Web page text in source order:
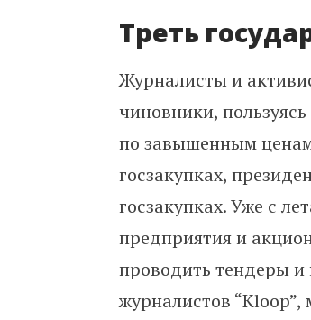
Треть
Журналисты и
чиновники,
по завышенным
госзакупках,
госзакупках. Уже с
предприятия и
проводить тендеры и
журналистов